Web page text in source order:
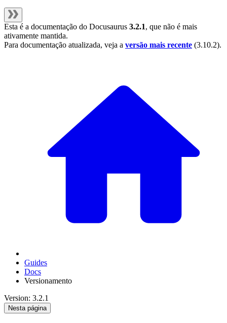
Esta é a documentação do Docusaurus 3.2.1, que não é mais
ativamente mantida.
Para documentação atualizada, veja a versão mais recente (3.10.2).
Guides
Docs
Versionamento
Version: 3.2.1
Nesta página